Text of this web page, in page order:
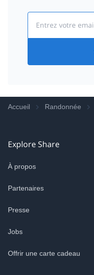
Accueil Randonnée
Explore Share
À propos
Partenaires
Presse
Jobs
Offrir une carte cadeau